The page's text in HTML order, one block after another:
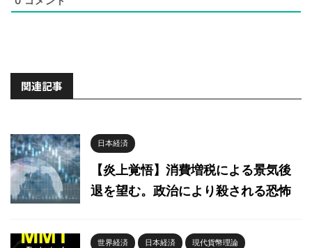
関連記事
日本経済
【炎上覚悟】消費増税による景気後
退を望む。政治により殺される恐怖
世界経済 日本経済 現代貨幣理論